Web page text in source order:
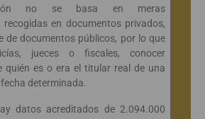
no se basa en meras
recogidas en documentos privados,
de documentos públicos, por lo que
jueces o fiscales, conocer
quién es o era el titular real de una
determinada.
datos acreditados de 2.094.000